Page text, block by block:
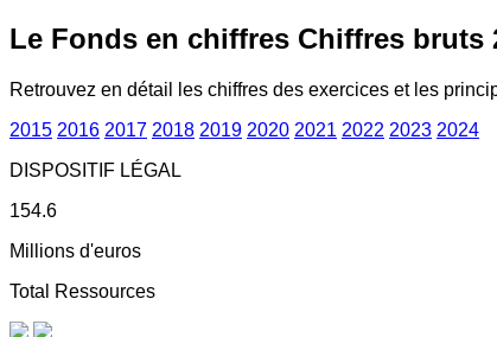
Le Fonds en chiffres Chiffres bruts
Retrouvez en détail les chiffres des exercices et les
2015 2016 2017 2018 2019 2020 2021 2022 2023 2024
DISPOSITIF LÉGAL
154.6
Millions d'euros
Total Ressources